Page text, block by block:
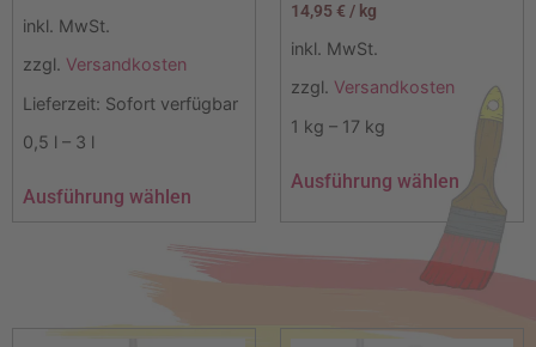
inkl. MwSt.
zzgl. Versandkosten
Lieferzeit: Sofort verfügbar
0,5 l – 3 l
Ausführung wählen
14,95 € / kg
inkl. MwSt.
zzgl. Versandkosten
1 kg – 17 kg
Ausführung wählen